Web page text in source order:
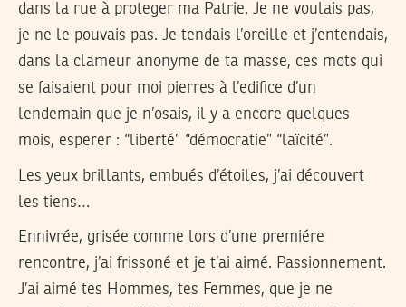
dans la rue à proteger ma Patrie. Je ne voulais pas,
je ne le pouvais pas. Je tendais l’oreille et j’entendais,
dans la clameur anonyme de ta masse, ces mots qui
se faisaient pour moi pierres à l’edifice d’un
lendemain que je n’osais, il y a encore quelques
mois, esperer : “liberté” “démocratie” “laïcité”.
Les yeux brillants, embués d’étoiles, j’ai découvert
les tiens…
Ennivrée, grisée comme lors d’une premiére
rencontre, j’ai frissoné et je t’ai aimé. Passionnement.
J’ai aimé tes Hommes, tes Femmes, que je ne